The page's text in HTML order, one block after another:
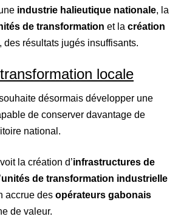
industrie halieutique nationale, la
de transformation et la création
, des résultats jugés insuffisants.
locale
désormais développer une
de conserver davantage de
national.
la création d’infrastructures de
unités de transformation industrielle
accrue des opérateurs gabonais
de valeur.